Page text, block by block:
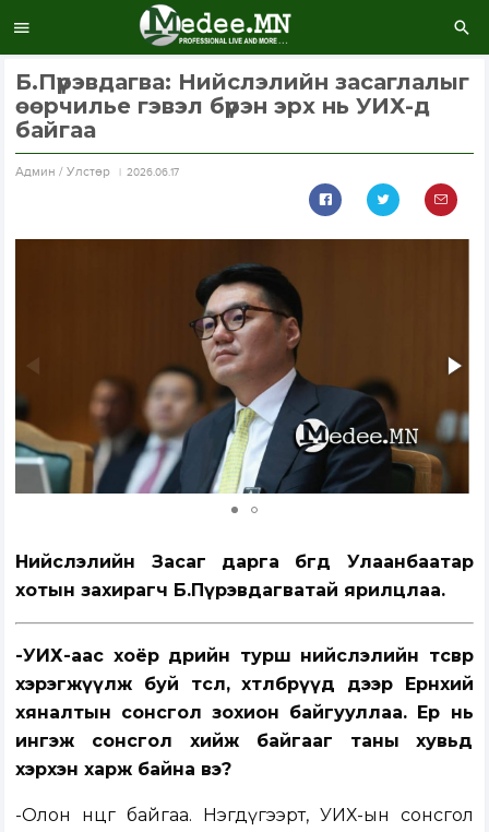
Б.Пүрэвдагва: Нийслэлийн засаглалыг
өөрчилье гэвэл бүрэн эрх нь УИХ-д
байгаа
Aдмин / Улстөр 2026.06.17
Нийслэлийн Засаг дарга бөгөөд Улаанбаатар
хотын захирагч Б.Пүрэвдагватай ярилцлаа.
-УИХ-аас хоёр өдрийн турш нийслэлийн төсвөөр
хэрэгжүүлж буй төсөл, хөтөлбөрүүд дээр Ерөнхий
хяналтын сонсгол зохион байгууллаа. Ер нь
ингэж сонсгол хийж байгааг таны хувьд
хэрхэн харж байна вэ?
-Олон өнцөг байгаа. Нэгдүгээрт, УИХ-ын сонсгол